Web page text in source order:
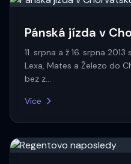
Pánská jízda v
11. srpna a ž 16. srpna
Lexa, Mates a Železo do
bez z…
Více